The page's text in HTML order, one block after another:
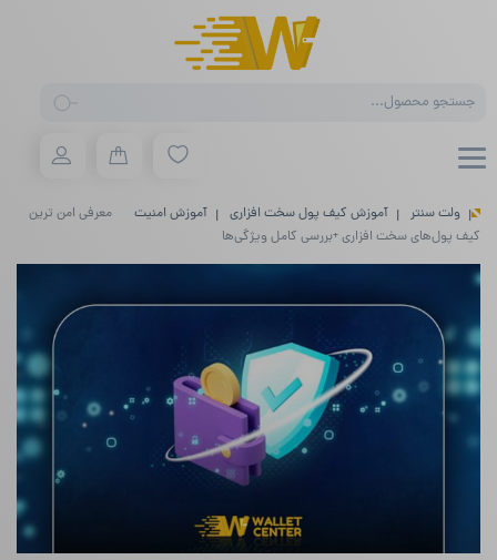
search
ولت سنتر آموزش کیف پول سخت افزاری آموزش امنیت
معرفی امن‌ ترین
کیف پول‌های سخت افزاری +بررسی کامل ویژگی‌ها